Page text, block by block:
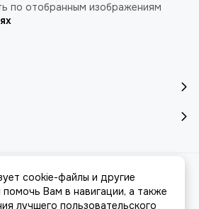
по отобранным изображениям
модульных картин PICASSO.Карта сайта
для платформы InSales
cookie-файлы и другие
помочь Вам в навигации, а также
лучшего пользовательского